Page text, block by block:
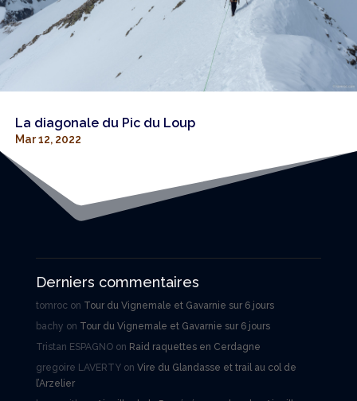
La diagonale du Pic du Loup
Mar 12, 2022
Derniers commentaires
tomrocon Tour du Vignemale et Gavarnie sur 6 jours
bachy on Tour du Vignemale et Gavarnie sur 6 jours
Tristan ESPAGNOon Raid raquettes en Cerdagne
gregoire LAVERTYon Vire du Glandasse et trail au col de
l’Arzelier